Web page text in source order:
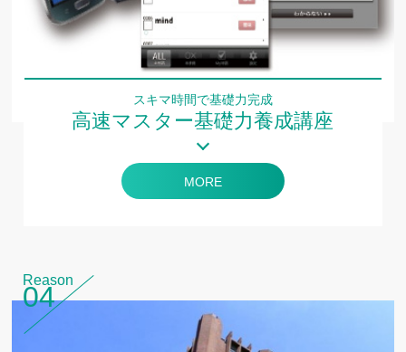
スキマ時間で基礎力完成
高速マスター基礎力養成講座
MORE
Reason
04